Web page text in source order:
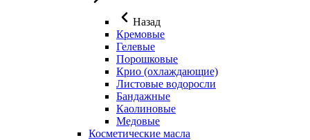
Назад
Кремовые
Гелевые
Порошковые
Крио (охлаждающие)
Листовые водоросли
Бандажные
Каолиновые
Медовые
Косметические масла